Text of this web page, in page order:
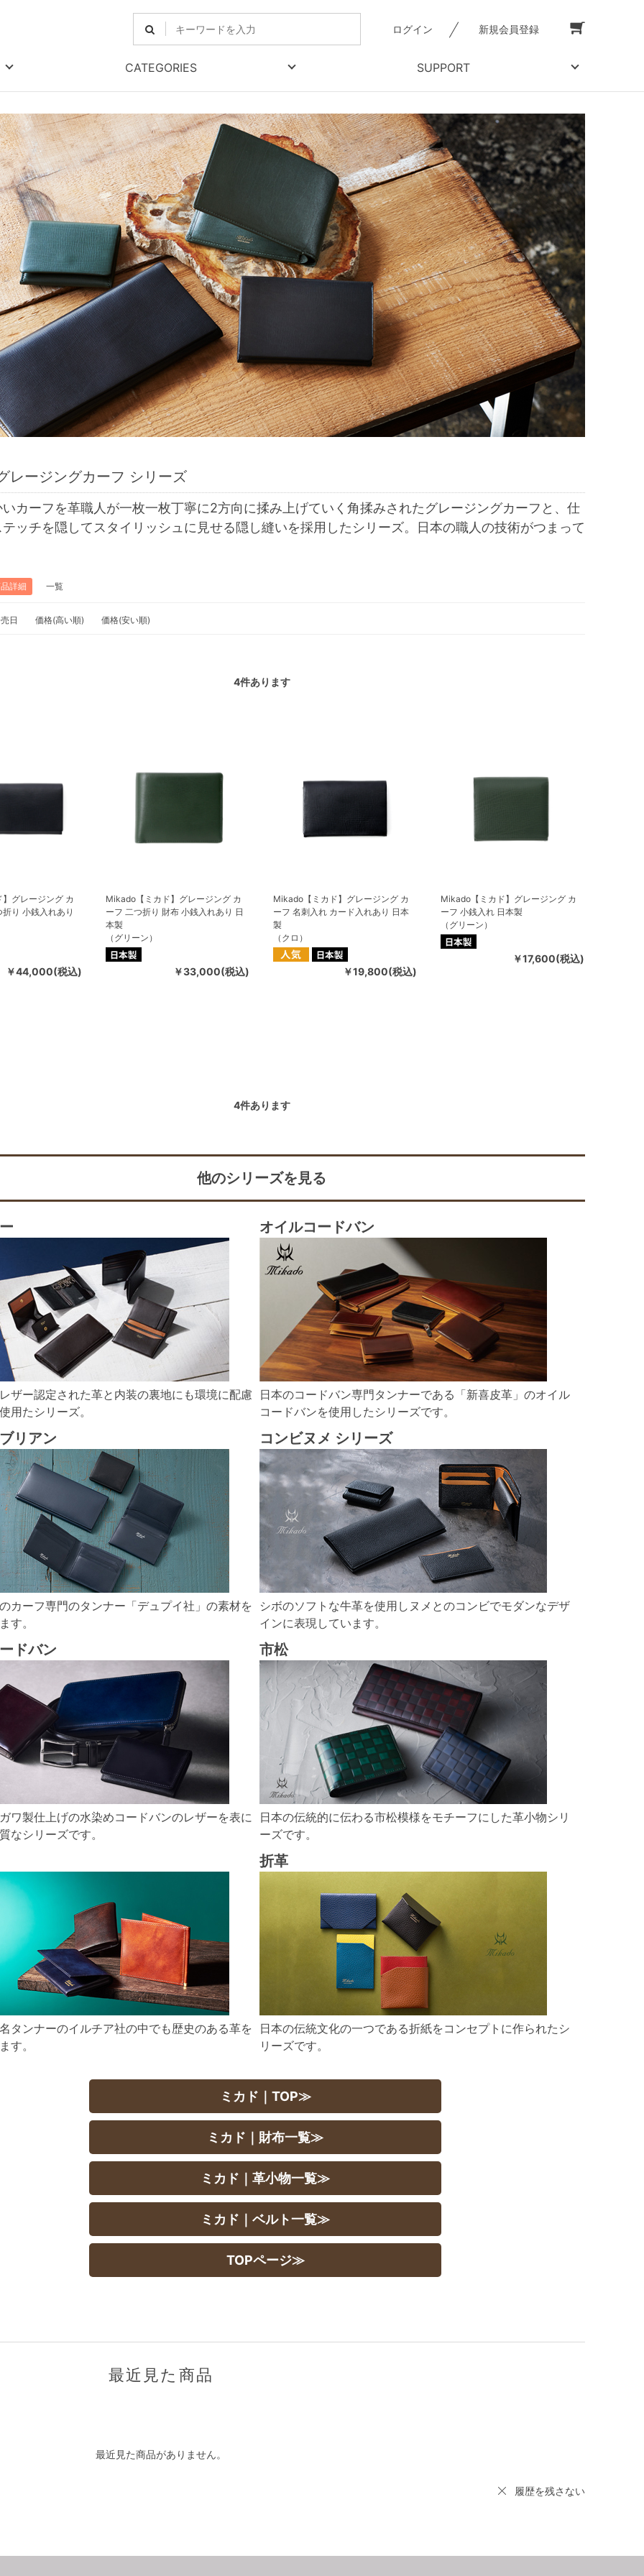
ログイン 新規会員登録
CATEGORIES SUPPORT
レージングカーフ シリーズ
カーフを革職人が一枚一枚丁寧に2方向に揉み上げていく角揉みされたグレージングカーフと、仕
ッチを隠してスタイリッシュに見せる隠し縫いを採用したシリーズ。日本の職人の技術がつまって
詳細 一覧
日 価格(高い順) 価格(安い順)
4件あります
グレージング カ
り 小銭入れあり
￥44,000(税込)
Mikado【ミカド】グレージング カ
ーフ 二つ折り 財布 小銭入れあり 日
本製
（グリーン）
￥33,000(税込)
Mikado【ミカド】グレージング カ
ーフ 名刺入れ カード入れあり 日本
製
（クロ）
￥19,800(税込)
Mikado【ミカド】グレージング カ
ーフ 小銭入れ 日本製
（グリーン）
￥17,600(税込)
4件あります
他のシリーズを見る
ザー認定された革と内装の裏地にも環境に配慮
用たシリーズ。
オイルコードバン
日本のコードバン専門タンナーである「新喜皮革」のオイル
コードバンを使用したシリーズです。
リアン
カーフ専門のタンナー「デュプイ社」の素材を
す。
コンビヌメ シリーズ
シボのソフトな牛革を使用しヌメとのコンビでモダンなデザ
インに表現しています。
ドバン
ワ製仕上げの水染めコードバンのレザーを表に
なシリーズです。
市松
日本の伝統的に伝わる市松模様をモチーフにした革小物シリ
ーズです。
タンナーのイルチア社の中でも歴史のある革を
す。
折革
日本の伝統文化の一つである折紙をコンセプトに作られたシ
リーズです。
ミカド｜TOP≫
ミカド｜財布一覧≫
ミカド｜革小物一覧≫
ミカド｜ベルト一覧≫
TOPページ≫
最近見た商品
最近見た商品がありません。
履歴を残さない